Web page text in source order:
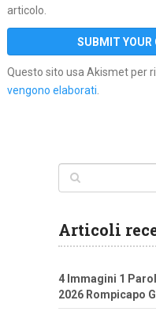
articolo.
Questo sito usa Akismet per
vengono elaborati.
Articoli
4 Immagini 1
2026 Rompicapo